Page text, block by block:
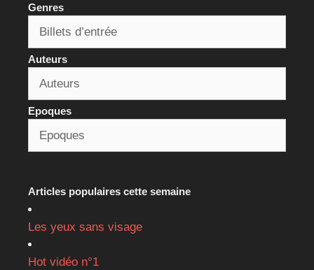
Genres
Auteurs
Epoques
Articles populaires cette semaine
Les yeux sans visage
Hot vidéo n°1